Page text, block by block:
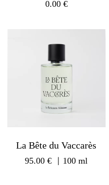
0.00 €
La Bête du Vaccarès
95.00€ ｜100 ml